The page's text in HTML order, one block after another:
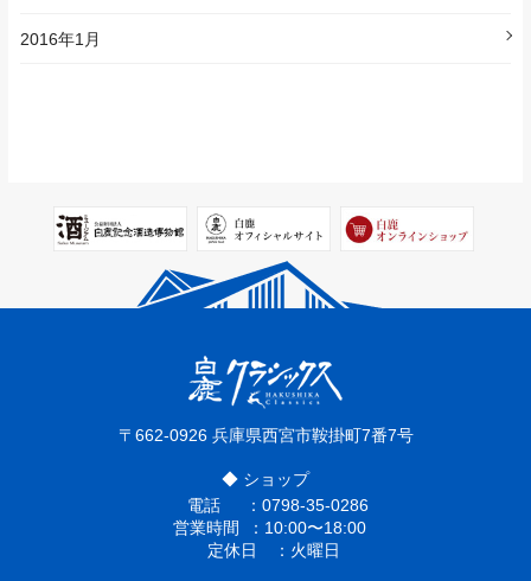
2016年1月
〒662-0926 兵庫県西宮市鞍掛町7番7号
◆ ショップ
電話
0798-35-0286
営業時間
10:00〜18:00
定休日
火曜日